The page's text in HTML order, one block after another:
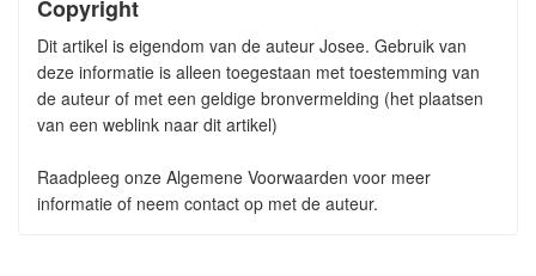
Copyright
Dit artikel is eigendom van de auteur Josee. Gebruik van
deze informatie is alleen toegestaan met toestemming van
de auteur of met een geldige bronvermelding (het plaatsen
van een weblink naar dit artikel)
Raadpleeg onze Algemene Voorwaarden voor meer
informatie of neem contact op met de auteur.